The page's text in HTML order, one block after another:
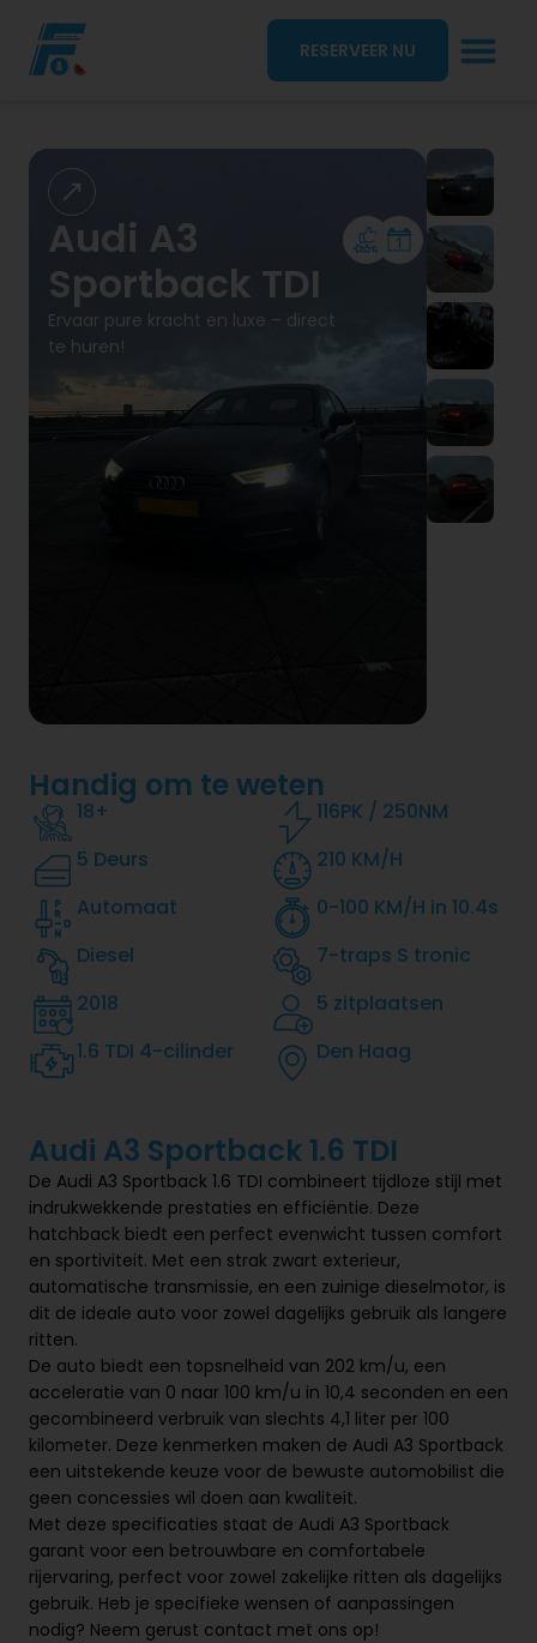
RESERVEER NU
Audi A3
Sportback TDI
Ervaar pure kracht en luxe – direct
te huren!
Handig om te weten
18+
5 Deurs
Automaat
Diesel
2018
1.6 TDI 4-cilinder
116PK / 250NM
210 KM/H
0-100 KM/H in 10.4s
7-traps S tronic
5 zitplaatsen
Den Haag
Audi A3 Sportback 1.6 TDI
De Audi A3 Sportback 1.6 TDI combineert tijdloze stijl met
indrukwekkende prestaties en efficiëntie. Deze
hatchback biedt een perfect evenwicht tussen comfort
en sportiviteit. Met een strak zwart exterieur,
automatische transmissie, en een zuinige dieselmotor, is
dit de ideale auto voor zowel dagelijks gebruik als langere
ritten.
De auto biedt een topsnelheid van 202 km/u, een
acceleratie van 0 naar 100 km/u in 10,4 seconden en een
gecombineerd verbruik van slechts 4,1 liter per 100
kilometer. Deze kenmerken maken de Audi A3 Sportback
een uitstekende keuze voor de bewuste automobilist die
geen concessies wil doen aan kwaliteit.
Met deze specificaties staat de Audi A3 Sportback
garant voor een betrouwbare en comfortabele
rijervaring, perfect voor zowel zakelijke ritten als dagelijks
gebruik. Heb je specifieke wensen of aanpassingen
nodig? Neem gerust contact met ons op!